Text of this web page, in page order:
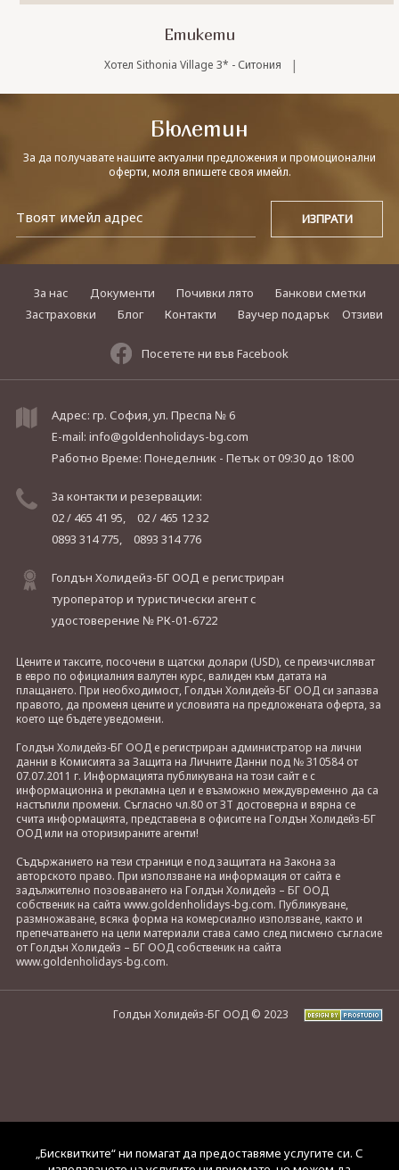
Етикети
Хотел Sithonia Village 3* - Ситония |
Бюлетин
За да получавате нашите актуални предложения и промоционални
оферти, моля впишете своя имейл.
За нас Документи Почивки лято
Банкови сметки
Застраховки
Блог Контакти Ваучер подарък Отзиви
Посетете ни във Facebook
Адрес: гр. София, ул. Преспа № 6
E-mail: info@goldenholidays-bg.com
Работно Време: Понеделник - Петъкот 09:30 до 18:00
За контакти и резервации:
02 / 465 41 95,
02 / 465 12 32
0893 314 775,
0893 314 776
Голдън Холидейз-БГ ООД е регистриран
туроператор и туристически агент с
удостоверение № РК-01-6722
Цените и таксите, посочени в щатски долари (USD), се преизчисляват
в евро по официалния валутен курс, валиден към датата на
плащането. При необходимост, Голдън Холидейз-БГ ООД си запазва
правото, да променя цените и условията на предложената оферта, за
което ще бъдете уведомени.
Голдън Холидейз-БГ ООД е регистриран администратор на лични
данни в Комисията за Защита на Личните Данни под № 310584 от
07.07.2011 г. Информацията публикувана на този сайт е с
информационна и рекламна цел и е възможно междувременно да са
настъпили промени. Съгласно чл.80 от ЗТ достоверна и вярна се
счита информацията, представена в офисите на Голдън Холидейз-БГ
ООД или на оторизираните агенти!
Съдържанието на тези страници е под защитата на Закона за
авторското право. При използване на информация от сайта е
задължително позоваването на Голдън Холидейз – БГ ООД
собственик на сайта www.goldenholidays-bg.com. Публикуване,
размножаване, всяка форма на комерсиално използване, както и
препечатването на цели материали става само след писмено съгласие
от Голдън Холидейз – БГ ООД собственик на сайта
www.goldenholidays-bg.com.
Голдън Холидейз-БГ ООД © 2023
„Бисквитките“ ни помагат да предоставяме услугите си. С